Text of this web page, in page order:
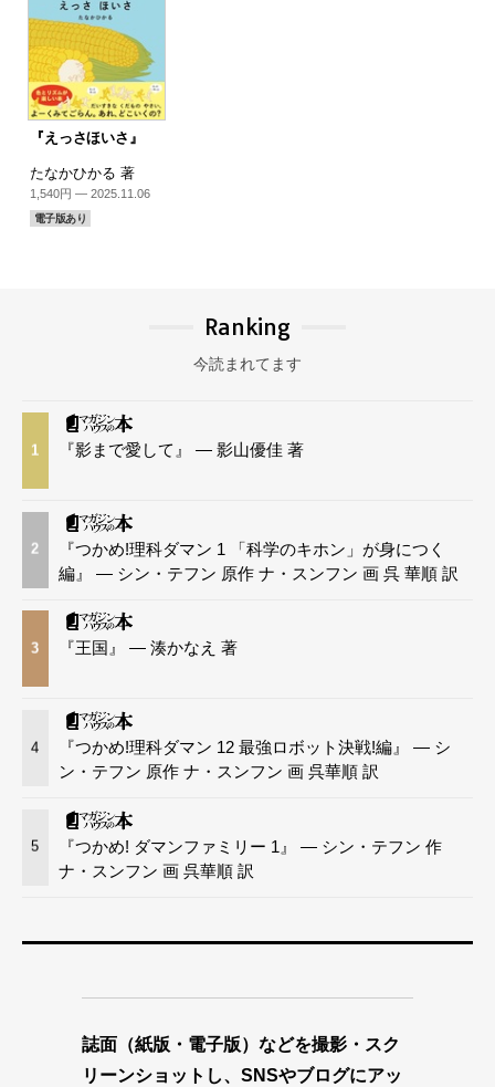
『えっさほいさ』
たなかひかる 著
1,540円 — 2025.11.06
電子版あり
Ranking
今読まれてます
1 『影まで愛して』 — 影山優佳 著
2
『つかめ!理科ダマン 1 「科学のキホン」が身につく
編』 — シン・テフン 原作 ナ・スンフン 画 呉 華順 訳
3 『王国』 — 湊かなえ 著
4
『つかめ!理科ダマン 12 最強ロボット決戦!編』 — シ
ン・テフン 原作 ナ・スンフン 画 呉華順 訳
5
『つかめ! ダマンファミリー 1』 — シン・テフン 作
ナ・スンフン 画 呉華順 訳
誌面（紙版・電子版）などを撮影・スク
リーンショットし、SNSやブログにアッ